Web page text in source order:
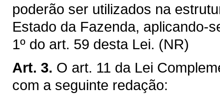
poderão ser utilizados na
Estado da Fazenda, aplicando-
1º do art. 59 desta Lei. (NR)
Art. 3. O art. 11 da Lei
com a seguinte redação: